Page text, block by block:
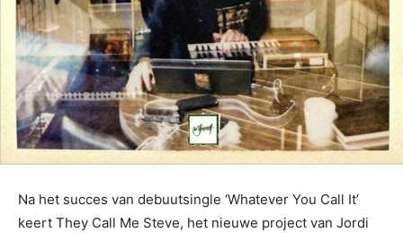
Na het succes van debuutsingle ‘Whatever You Call It’
keert They Call Me Steve, het nieuwe project van Jordi